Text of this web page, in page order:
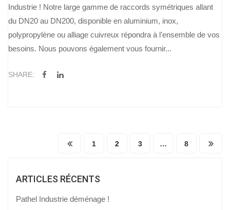
Industrie ! Notre large gamme de raccords symétriques allant
du DN20 au DN200, disponible en aluminium, inox,
polypropylène ou alliage cuivreux répondra à l’ensemble de vos
besoins. Nous pouvons également vous fournir...
SHARE:
1 2 3 … 8
ARTICLES RÉCENTS
Pathel Industrie déménage !